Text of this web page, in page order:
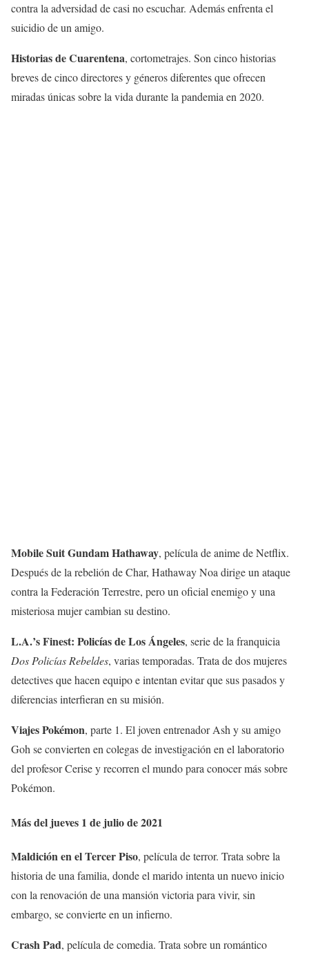
contra la adversidad de casi no escuchar. Además enfrenta el
suicidio de un amigo.
Historias de Cuarentena, cortometrajes. Son cinco historias
breves de cinco directores y géneros diferentes que ofrecen
miradas únicas sobre la vida durante la pandemia en 2020.
Mobile Suit Gundam Hathaway, película de anime de Netflix.
Después de la rebelión de Char, Hathaway Noa dirige un ataque
contra la Federación Terrestre, pero un oficial enemigo y una
misteriosa mujer cambian su destino.
L.A.’s Finest: Policías de Los Ángeles, serie de la franquicia
Dos Policías Rebeldes, varias temporadas. Trata de dos mujeres
detectives que hacen equipo e intentan evitar que sus pasados y
diferencias interfieran en su misión.
ViajesPokémon, parte 1. El joven entrenador Ash y su amigo
Goh se convierten en colegas de investigación en el laboratorio
del profesor Cerise y recorren el mundo para conocer más sobre
Pokémon.
Más del jueves 1 de julio de 2021
Maldición en el Tercer Piso, película de terror. Trata sobre la
historia de una familia, donde el marido intenta un nuevo inicio
con la renovación de una mansión victoria para vivir, sin
embargo, se convierte en un infierno.
Crash Pad, película de comedia. Trata sobre un romántico